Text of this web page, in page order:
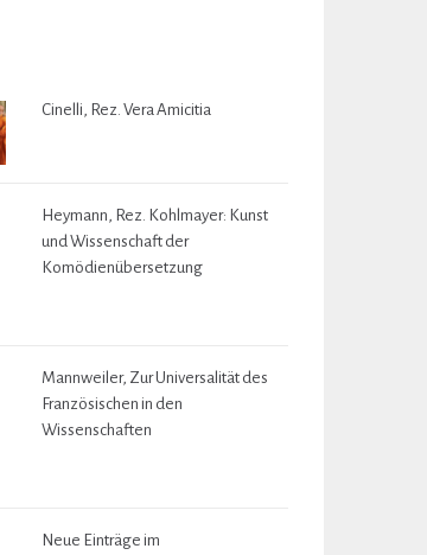
Cinelli, Rez. Vera Amicitia
Heymann, Rez. Kohlmayer: Kunst
und Wissenschaft der
Komödienübersetzung
Mannweiler, Zur Universalität des
Französischen in den
Wissenschaften
Neue Einträge im